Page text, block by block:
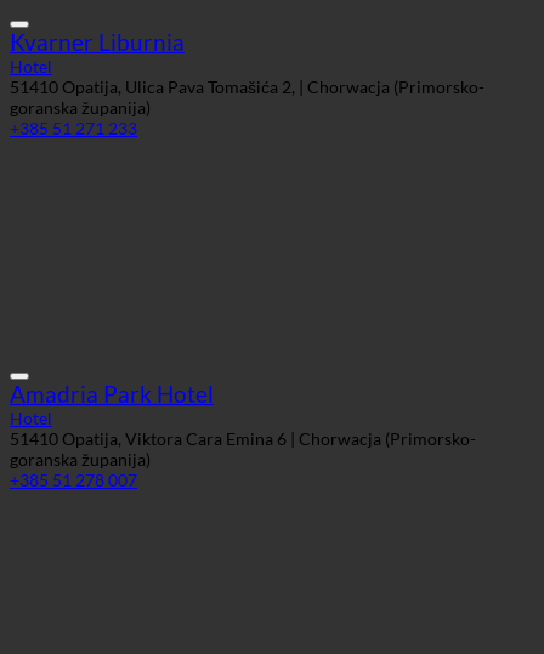
Kvarner Liburnia
Hotel
51410 Opatija, Ulica Pava Tomašića 2, | Chorwacja (Primorsko-
goranska županija)
+385 51 271 233
Amadria Park Hotel
Hotel
51410 Opatija, Viktora Cara Emina 6 | Chorwacja (Primorsko-
goranska županija)
+385 51 278 007